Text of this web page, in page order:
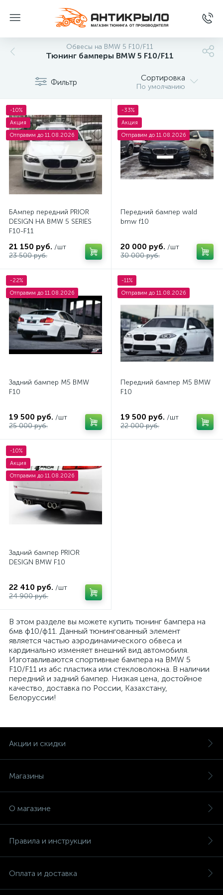
Обвесы на BMW 5 F10/F11
Тюнинг бамперы BMW 5 F10/F11
Фильтр Сортировка
По умолчанию
-10%
Акция
Отправим до 11.08.2026
БАмпер передний PRIOR
DESIGN НА BMW 5 SERIES
F10-F11
21 150 руб. /шт
23 500 руб.
-33%
Акция
Отправим до 11.08.2026
Передний бампер wald
bmw f10
20 000 руб. /шт
30 000 руб.
-22%
Отправим до 11.08.2026
Задний бампер М5 BMW
F10
19 500 руб. /шт
25 000 руб.
-11%
Отправим до 11.08.2026
Передний бампер М5 BMW
F10
19 500 руб. /шт
22 000 руб.
-10%
Акция
Отправим до 11.08.2026
Задний бампер PRIOR
DESIGN BMW F10
22 410 руб. /шт
24 900 руб.
В этом разделе вы можете купить тюнинг бампера на
бмв ф10/ф11. Данный тюнингованный элемент
является частью аэродинамического обвеса и
кардинально изменяет внешний вид автомобиля.
Изготавливаются спортивные бампера на BMW 5
F10/F11 из абс пластика или стекловолокна. В наличии
передний и задний бампер. Низкая цена, достойное
качество, доставка по России, Казахстану,
Белоруссии!
Акции и скидки
Магазины
О магазине
Правила и инструкции
Оплата и доставка